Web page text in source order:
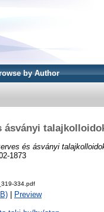
by Author
ásványi
és ásványi
1873
334.pdf
Preview